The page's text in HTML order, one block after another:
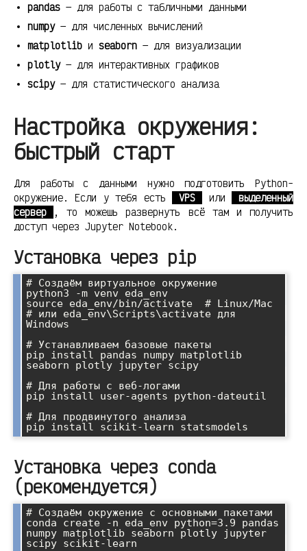
pandas — для работы с табличными данными
numpy— для численных вычислений
matplotlib и seaborn — для визуализации
plotly— для интерактивных графиков
scipy— для статистического анализа
Настройка окружения:
быстрый старт
Для работы с данными нужно подготовить Python-
окружение. Если у тебя есть
VPS или
выделенный
сервер
, то можешь развернуть всё там и получить
доступ через Jupyter Notebook.
Установка через pip
# Создаём виртуальное окружение
python3 -m venv eda_env
source eda_env/bin/activate  # Linux/Mac
# или eda_env\Scripts\activate для
Windows
# Устанавливаем базовые пакеты
pip install pandas numpy matplotlib
seaborn plotly jupyter scipy
# Для работы с веб-логами
pip install user-agents python-dateutil
# Для продвинутого анализа
Установка через conda
(рекомендуется)
# Создаём окружение с основными пакетами
conda create -n eda_env python=3.9 pandas
numpy matplotlib seaborn plotly jupyter
scipy scikit-learn